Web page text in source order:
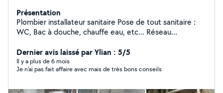
Présentation
Plombier installateur sanitaire Pose de tout sanitaire :
WC, Bac à douche, chauffe eau, etc... Réseau
carrelage avec sanitaire si besoin. Réseau d'évacuation,
vide sanitaire ... Réseau de gaz, du compteur a la
chaudière. N'hésitez pas à me contacter pour
Dernier avis laissé par Ylian : 5/5
Il y a plus de 6 mois
Je n’ai pas fait affaire avec mais de très bons conseils